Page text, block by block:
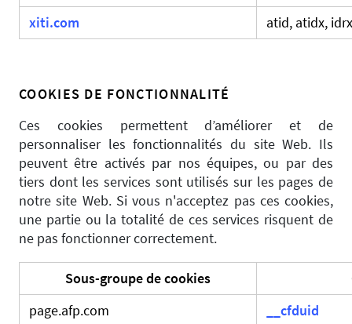
xiti.com
atid, atidx,
COOKIES DE FONCTIONNALITÉ
Ces cookies permettent d’améliorer et de
personnaliser les fonctionnalités du site Web. Ils
peuvent être activés par nos équipes, ou par des
tiers dont les services sont utilisés sur les pages de
notre site Web. Si vous n'acceptez pas ces cookies,
une partie ou la totalité de ces services risquent de
ne pas fonctionner correctement.
Sous-groupe de cookies
page.afp.com
__cfduid